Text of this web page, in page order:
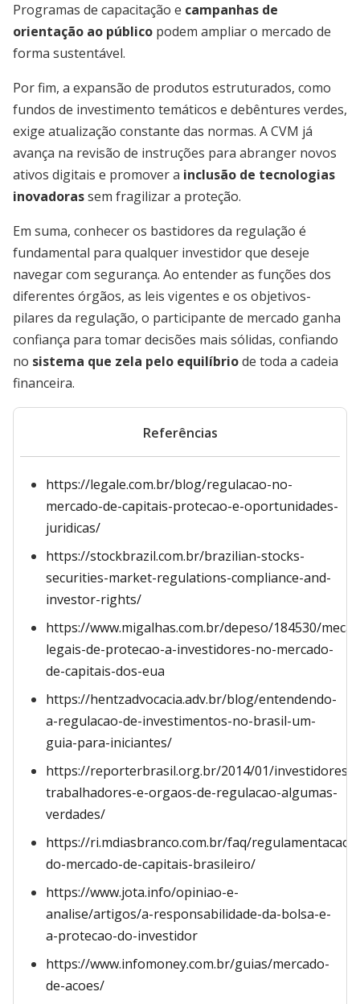
Programas de capacitação e campanhas de
orientação ao público podem ampliar o mercado de
forma sustentável.
Por fim, a expansão de produtos estruturados, como
fundos de investimento temáticos e debêntures verdes,
exige atualização constante das normas. A CVM já
avança na revisão de instruções para abranger novos
ativos digitais e promover a inclusão de tecnologias
inovadorassem fragilizar a proteção.
Em suma, conhecer os bastidores da regulação é
fundamental para qualquer investidor que deseje
navegar com segurança. Ao entender as funções dos
diferentes órgãos, as leis vigentes e os objetivos-
pilares da regulação, o participante de mercado ganha
confiança para tomar decisões mais sólidas, confiando
no sistema que zela pelo equilíbriode toda a cadeia
financeira.
Referências
https://legale.com.br/blog/regulacao-no-
mercado-de-capitais-protecao-e-oportunidades-
juridicas/
https://stockbrazil.com.br/brazilian-stocks-
securities-market-regulations-compliance-and-
investor-rights/
https://www.migalhas.com.br/depeso/184530/
legais-de-protecao-a-investidores-no-mercado-
de-capitais-dos-eua
https://hentzadvocacia.adv.br/blog/entendendo-
a-regulacao-de-investimentos-no-brasil-um-
guia-para-iniciantes/
https://reporterbrasil.org.br/2014/01/investidores-
trabalhadores-e-orgaos-de-regulacao-algumas-
verdades/
https://ri.mdiasbranco.com.br/faq/regulamentacao-
do-mercado-de-capitais-brasileiro/
https://www.jota.info/opiniao-e-
analise/artigos/a-responsabilidade-da-bolsa-e-
a-protecao-do-investidor
https://www.infomoney.com.br/guias/mercado-
de-acoes/